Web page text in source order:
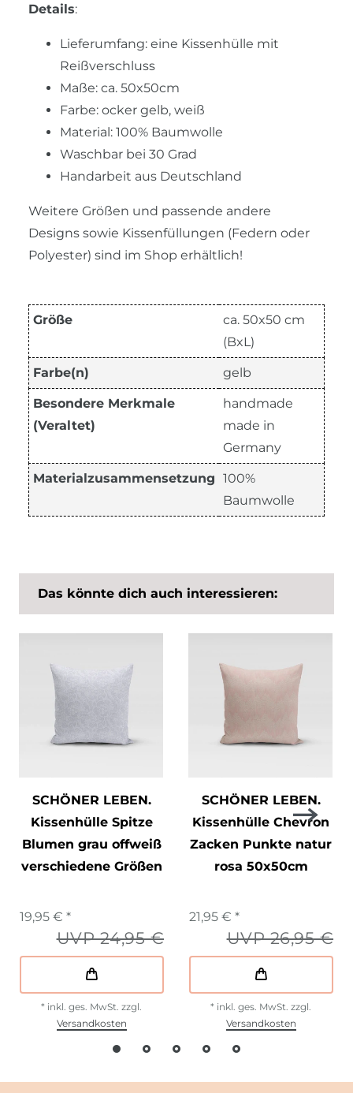
Details:
Lieferumfang: eine Kissenhülle mit
Reißverschluss
Maße: ca. 50x50cm
Farbe: ocker gelb, weiß
Material: 100% Baumwolle
Waschbar bei 30 Grad
Handarbeit aus Deutschland
Weitere Größen und passende andere
Designs sowie Kissenfüllungen (Federn oder
Polyester) sind im Shop erhältlich!
Größe
ca. 50x50 cm
(BxL)
Farbe(n) gelb
Besondere Merkmale
(Veraltet)
handmade
made in
Germany
Materialzusammensetzung 100%
Baumwolle
Das könnte dich auch interessieren:
SCHÖNER LEBEN.
Kissenhülle Spitze
Blumen grau offweiß
verschiedene Größen
UVP 24,95 €
19,95 € *
* inkl. ges. MwSt. zzgl.
Versandkosten
SCHÖNER LEBEN.
Kissenhülle Chevron
Zacken Punkte natur
rosa 50x50cm
UVP 26,95 €
21,95 € *
* inkl. ges. MwSt. zzgl.
Versandkosten